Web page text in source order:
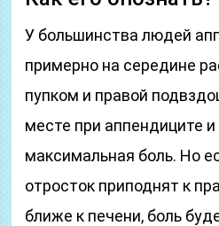
У большинства людей
примерно на середине
пупком и правой
месте при аппендиците
максимальная боль. Но
отросток приподнят к
ближе к печени, боль